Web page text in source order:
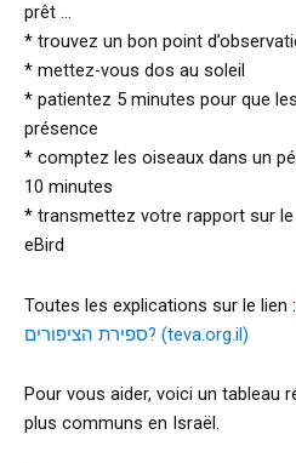
prêt …
* trouvez un bon point
* mettez-vous dos au soleil
* patientez 5 minutes pour que
présence
* comptez les oiseaux dans un
10 minutes
* transmettez votre rapport sur le
eBird
Toutes les explications sur le lien :
ספירת הציפורים? (teva.org.il)
Pour vous aider, voici un tableau
plus communs en Israël.